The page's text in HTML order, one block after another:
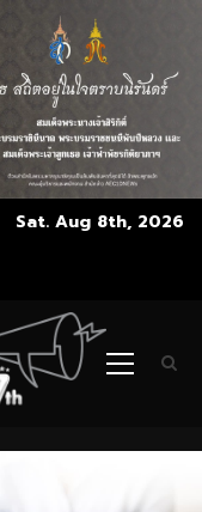
Sat. Aug 8th, 2026
Primary